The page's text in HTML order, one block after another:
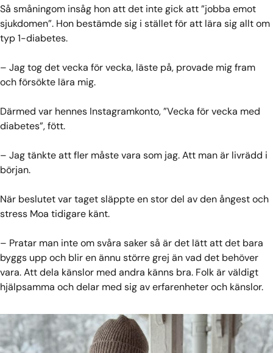
Så småningom insåg hon att det inte gick att ”jobba emot
sjukdomen”. Hon bestämde sig i stället för att lära sig allt om
typ 1-diabetes.
– Jag tog det vecka för vecka, läste på, provade mig fram
och försökte lära mig.
Därmed var hennes Instagramkonto, ”Vecka för vecka med
diabetes”, fött.
– Jag tänkte att fler måste vara som jag. Att man är livrädd i
början.
När beslutet var taget släppte en stor del av den ångest och
stress Moa tidigare känt.
– Pratar man inte om svåra saker så är det lätt att det bara
byggs upp och blir en ännu större grej än vad det behöver
vara. Att dela känslor med andra känns bra. Folk är väldigt
hjälpsamma och delar med sig av erfarenheter och känslor.